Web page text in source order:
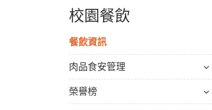
校園餐飲
餐飲資訊
肉品食安管理
榮譽榜